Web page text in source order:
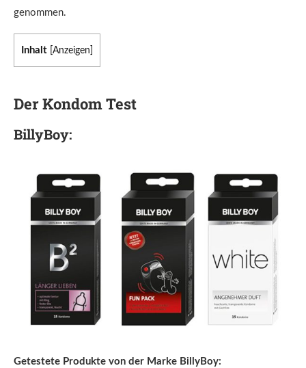
genommen.
Inhalt Anzeigen
Der Kondom Test
BillyBoy:
Getestete Produkte von der Marke BillyBoy: